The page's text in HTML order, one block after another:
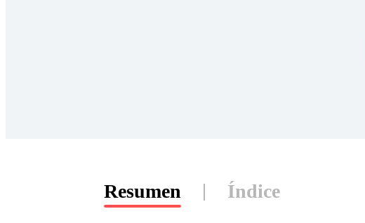
Resumen Índice